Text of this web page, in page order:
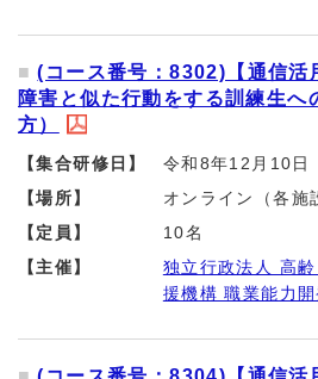
(コース番号：8302)【通信活
障害と似た行動をする訓練生
方）
【集合研修日】
令和8年12月10
【場所】
オンライン（各施
【定員】
10名
【主催】
独立行政法人 高
援機構 職業能力